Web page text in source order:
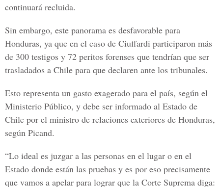
continuará recluida.
Sin embargo, este panorama es desfavorable para
Honduras, ya que en el caso de Ciuffardi participaron más
de 300 testigos y 72 peritos forenses que tendrían que ser
trasladados a Chile para que declaren ante los tribunales.
Esto representa un gasto exagerado para el país, según el
Ministerio Público, y debe ser informado al Estado de
Chile por el ministro de relaciones exteriores de Honduras,
según Picand.
“Lo ideal es juzgar a las personas en el lugar o en el
Estado donde están las pruebas y es por eso precisamente
que vamos a apelar para lograr que la Corte Suprema diga: